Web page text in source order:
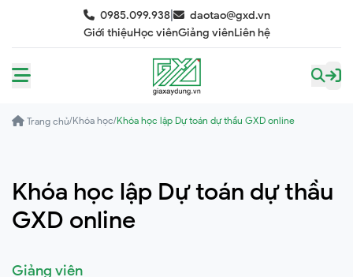
0985.099.938|
daotao@gxd.vn
Giới thiệuHọc viênGiảng viênLiên hệ
Trang chủ/Khóa học/Khóa học lập Dự toán dự thầu GXD online
Khóa học lập Dự toán dự thầu
GXD online
Giảng viên